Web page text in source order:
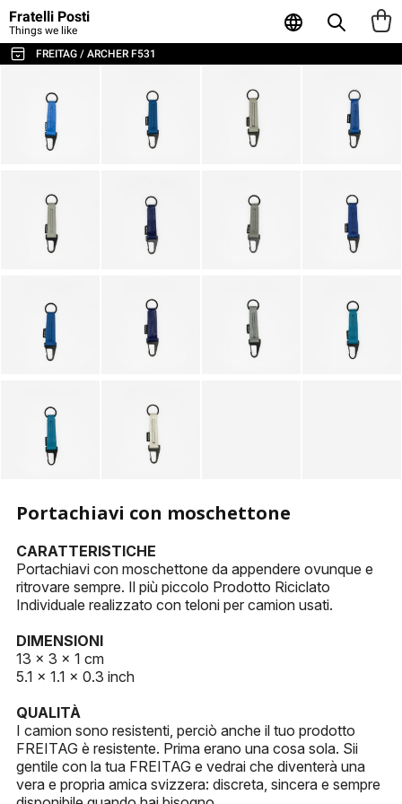
Fratelli Posti
Things we like
FREITAG / ARCHER F531
TUTTE LE BORSE E GLI ACCESSORI
BORSE A TRACOLLA E MESSENGER
ZAINI
BORSE PORTA LAPTOP
TOTE E SHOPPER
POUCH E CONTENITORI
CUSTODIE PER LAPTOP
PORTACHIAVI
ALTRI ACCESSORI
Portachiavi con moschettone
CARATTERISTICHE
Portachiavi con moschettone da appendere ovunque e
ritrovare sempre. Il più piccolo Prodotto Riciclato
Individuale realizzato con teloni per camion usati.
DIMENSIONI
13 x 3 x 1 cm
5.1 x 1.1 x 0.3 inch
QUALITÀ
I camion sono resistenti, perciò anche il tuo prodotto
FREITAG è resistente. Prima erano una cosa sola. Sii
gentile con la tua FREITAG e vedrai che diventerà una
vera e propria amica svizzera: discreta, sincera e sempre